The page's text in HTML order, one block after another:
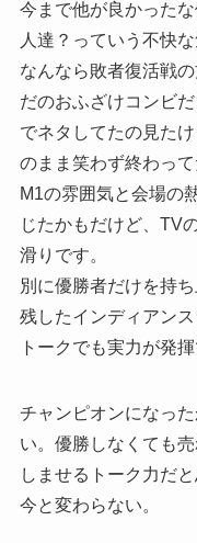
今まで他が良かった
人達？っていう不快
なんなら敗者復活戦
だのおふざけコンビ
でネタしてたの見た
のまま笑わず終わって
M1の雰囲気と会場の
じたかもだけど、TV
滑りです。
別に優勝者だけを持
残したインディアン
トークでも実力が発
チャンピオンになっ
い。優勝しなくても
しませるトーク力だ
今と変わらない。